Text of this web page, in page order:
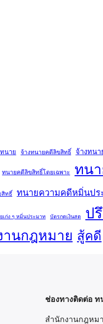
นาย จ้างทนายคดีลิขสิทธิ์ จ้างทน
ทนายคดีลิขสิทธิ์โดยเฉพาะ ทน
สิทธิ์ ทนายความคดีหมิ่นปร
เก่ง ๆ หมิ่นประมาท บัตรกดเงินสด ป
านกฎหมาย สู้คดี
ช่องทางติดต่อ ท
สำนักงานกฎหมา